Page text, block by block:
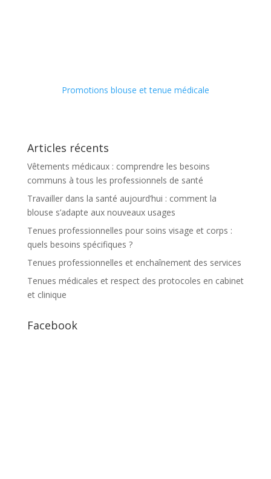
Promotions blouse et tenue médicale
Articles récents
Vêtements médicaux : comprendre les besoins
communs à tous les professionnels de santé
Travailler dans la santé aujourd’hui : comment la
blouse s’adapte aux nouveaux usages
Tenues professionnelles pour soins visage et corps :
quels besoins spécifiques ?
Tenues professionnelles et enchaînement des services
Tenues médicales et respect des protocoles en cabinet
et clinique
Facebook